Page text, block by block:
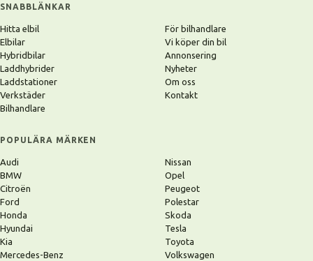
SNABBLÄNKAR
Hitta elbil
Elbilar
Hybridbilar
Laddhybrider
Laddstationer
Verkstäder
Bilhandlare
För bilhandlare
Vi köper din bil
Annonsering
Nyheter
Om oss
Kontakt
POPULÄRA MÄRKEN
Audi
BMW
Citroën
Ford
Honda
Hyundai
Kia
Mercedes-Benz
Nissan
Opel
Peugeot
Polestar
Skoda
Tesla
Toyota
Volkswagen